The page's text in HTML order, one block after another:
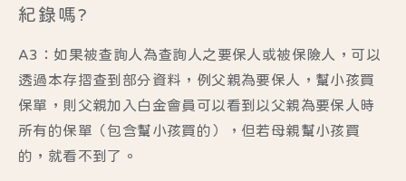
紀錄嗎?
A3：如果被查詢人為查詢人之要保人或被保險人，可以
透過本存摺查到部分資料，例父親為要保人，幫小孩買
保單，則父親加入白金會員可以看到以父親為要保人時
所有的保單（包含幫小孩買的），但若母親幫小孩買
的，就看不到了。